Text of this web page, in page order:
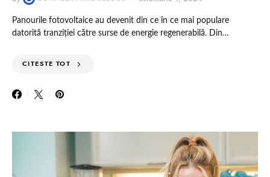
Panourile fotovoltaice au devenit din ce în ce mai populare
datorită tranziției către surse de energie regenerabilă. Din…
CITESTE TOT